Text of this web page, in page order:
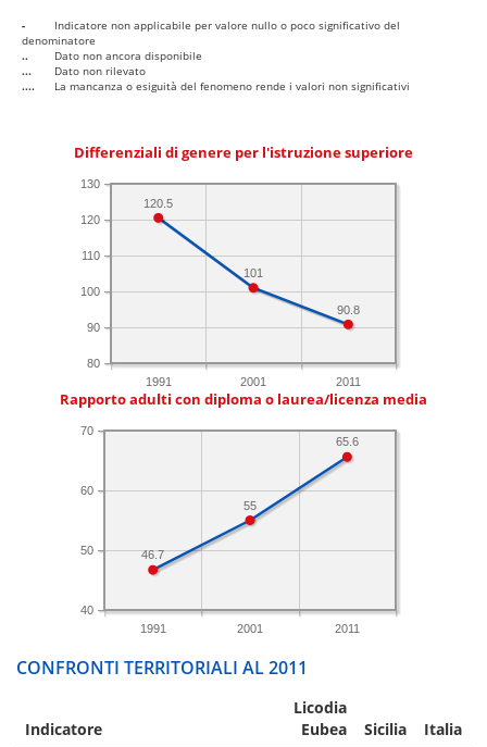
-
Indicatore non applicabile per valore nullo o poco significativo del
denominatore
..
Dato non ancora disponibile
...
Dato non rilevato
....
La mancanza o esiguità del fenomeno rende i valori non significativi
Differenziali di genere per l'istruzione superiore
1991 2001 2011
80
90
100
110
120
130
90.8
101
120.5
Rapporto adulti con diploma o laurea/licenza media
1991 2001 2011
40
50
60
70
65.6
55
46.7
CONFRONTI TERRITORIALI AL 2011
Indicatore
Licodia
Eubea
Sicilia Italia